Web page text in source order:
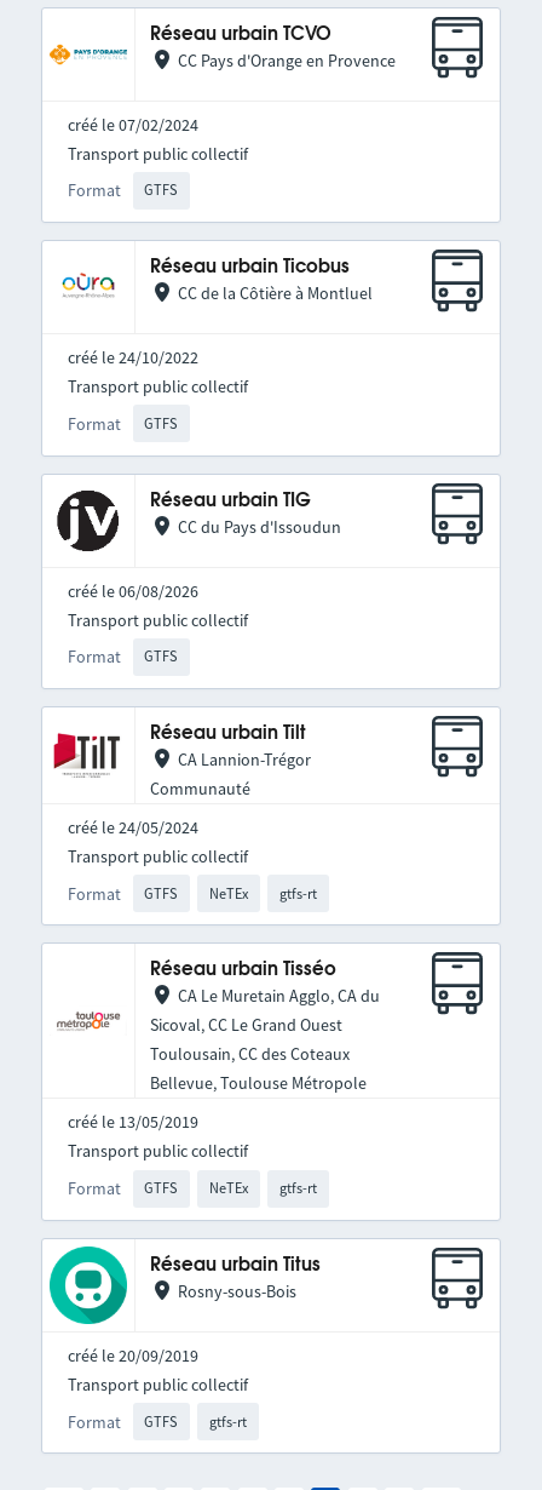
Réseau urbain TCVO
CC Pays d'Orange en Provence
créé le 07/02/2024
Format GTFS
Transport public collectif
Réseau urbain Ticobus
CC de la Côtière à Montluel
créé le 24/10/2022
Format GTFS
Transport public collectif
Réseau urbain TIG
CC du Pays d'Issoudun
créé le 06/08/2026
Format GTFS
Transport public collectif
Réseau urbain Tilt
CA Lannion-Trégor
Communauté
créé le 24/05/2024
Format GTFS NeTEx gtfs-rt
Transport public collectif
Réseau urbain Tisséo
CA Le Muretain Agglo, CA du
Sicoval, CC Le Grand Ouest
Toulousain, CC des Coteaux
Bellevue, Toulouse Métropole
créé le 13/05/2019
Format GTFS NeTEx gtfs-rt
Transport public collectif
Réseau urbain Titus
Rosny-sous-Bois
créé le 20/09/2019
Format GTFS gtfs-rt
Transport public collectif